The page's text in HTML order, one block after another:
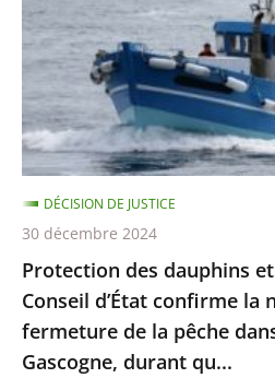
vers
l...
des
marsouins
le
Conseil
d’État
confirme
la
nécessité
d’une
fermeture
de
Protection des dauphins
Conseil d’État confirme la
fermeture de la pêche
Gascogne, durant qu...
DÉCISION DE JUSTICE
30 décembre 2024